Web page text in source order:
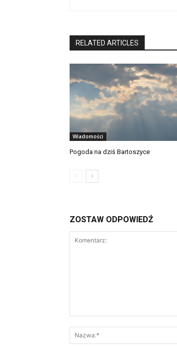
RELATED ARTICLES
Wiadomości
Pogoda na dziś Bartoszyce
ZOSTAW ODPOWIEDŹ